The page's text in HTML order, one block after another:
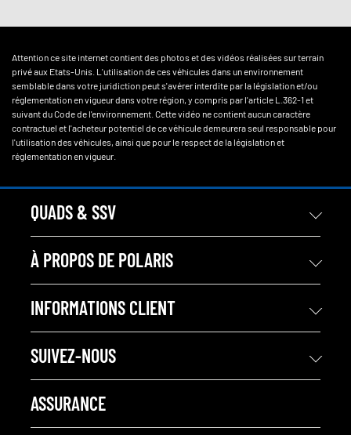
Attention ce site internet contient des photos et des vidéos réalisées sur terrain
privé aux Etats-Unis. L'utilisation de ces véhicules dans un environnement
semblable dans votre juridiction peut s'avérer interdite par la législation et/ou
réglementation en vigueur dans votre région, y compris par l'article L.362-1 et
suivant du Code de l'environnement. Cette vidéo ne contient aucun caractère
contractuel et l'acheteur potentiel de ce véhicule demeurera seul responsable pour
l'utilisation des véhicules, ainsi que pour le respect de la législation et
réglementation en vigueur.
QUADS & SSV
À PROPOS DE POLARIS
INFORMATIONS CLIENT
SUIVEZ-NOUS
ASSURANCE